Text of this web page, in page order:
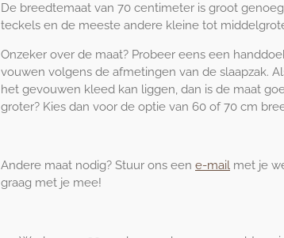
De breedtemaat van 70 centimeter is groot
teckels en de meeste andere kleine tot
Onzeker over de maat? Probeer eens een
vouwen volgens de afmetingen van de slaapzak.
het gevouwen kleed kan liggen, dan is de maat
groter? Kies dan voor de optie van 60 of 70 cm
Andere maat nodig? Stuur ons een e-mail met je
graag met je mee!